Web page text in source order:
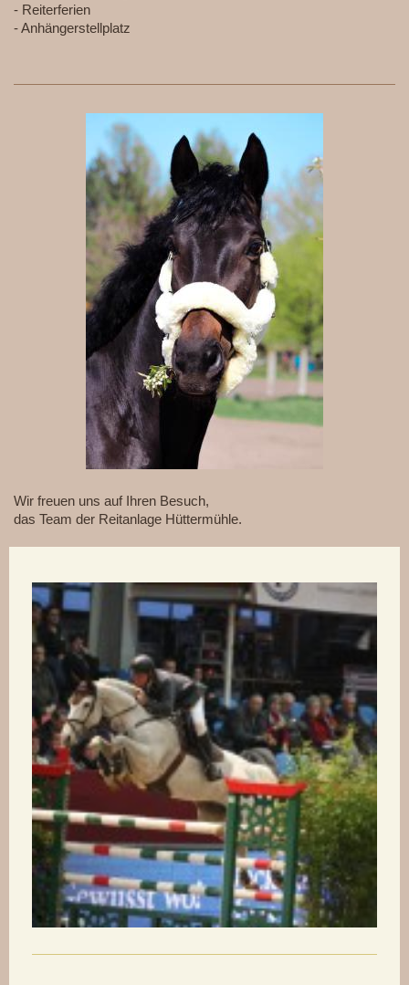
- Reiterferien
- Anhängerstellplatz
Wir freuen uns auf Ihren Besuch,
das Team der Reitanlage Hüttermühle.